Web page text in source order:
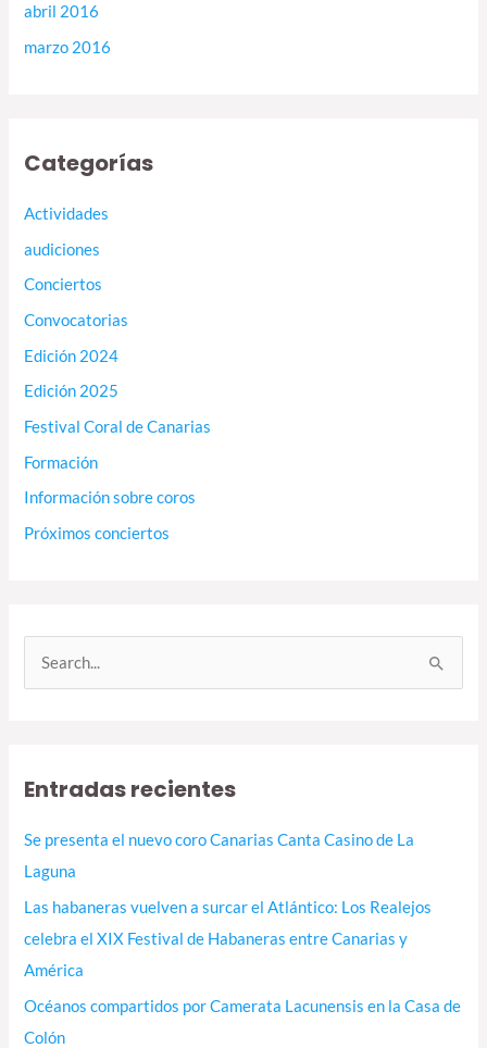
abril 2016
marzo 2016
Categorías
Actividades
audiciones
Conciertos
Convocatorias
Edición 2024
Edición 2025
Festival Coral de Canarias
Formación
Información sobre coros
Próximos conciertos
a
Entradas recientes
Se presenta el nuevo coro Canarias Canta Casino de La
Laguna
Las habaneras vuelven a surcar el Atlántico: Los Realejos
celebra el XIX Festival de Habaneras entre Canarias y
América
Océanos compartidos por Camerata Lacunensis en la Casa de
Colón